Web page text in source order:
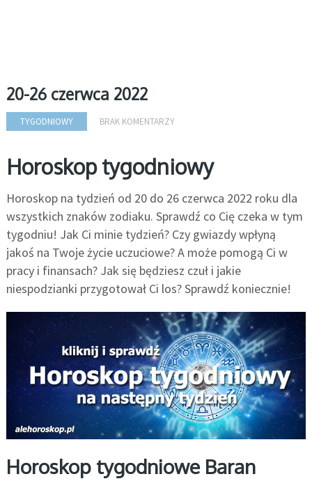
20-26 czerwca 2022
TYGODNIOWY BRAK KOMENTARZY
Horoskop tygodniowy
Horoskop na tydzień od 20 do 26 czerwca 2022 roku dla
wszystkich znaków zodiaku. Sprawdź co Cię czeka w tym
tygodniu! Jak Ci minie tydzień? Czy gwiazdy wpłyną
jakoś na Twoje życie uczuciowe? A może pomogą Ci w
pracy i finansach? Jak się będziesz czuł i jakie
niespodzianki przygotował Ci los? Sprawdź koniecznie!
Horoskop tygodniowe Baran